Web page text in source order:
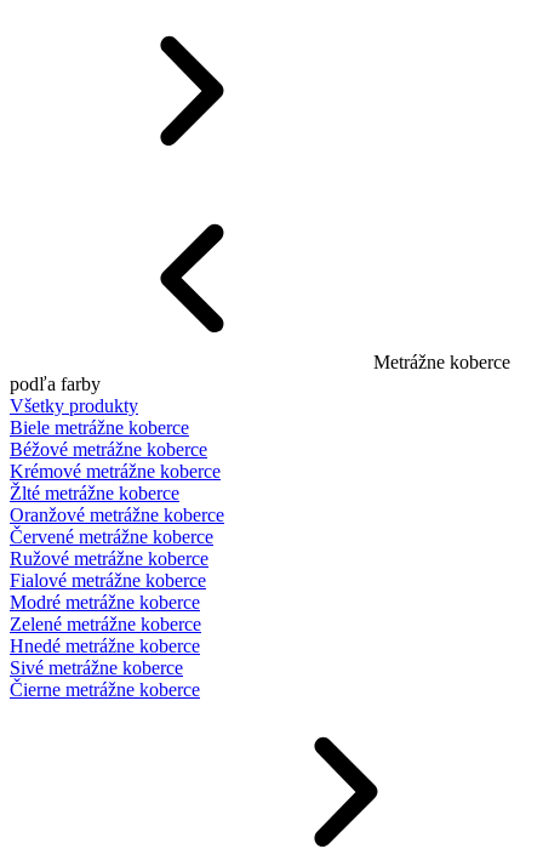
Metrážne koberce
podľa farby
Všetky produkty
Biele metrážne koberce
Béžové metrážne koberce
Krémové metrážne koberce
Žlté metrážne koberce
Oranžové metrážne koberce
Červené metrážne koberce
Ružové metrážne koberce
Fialové metrážne koberce
Modré metrážne koberce
Zelené metrážne koberce
Hnedé metrážne koberce
Sivé metrážne koberce
Čierne metrážne koberce